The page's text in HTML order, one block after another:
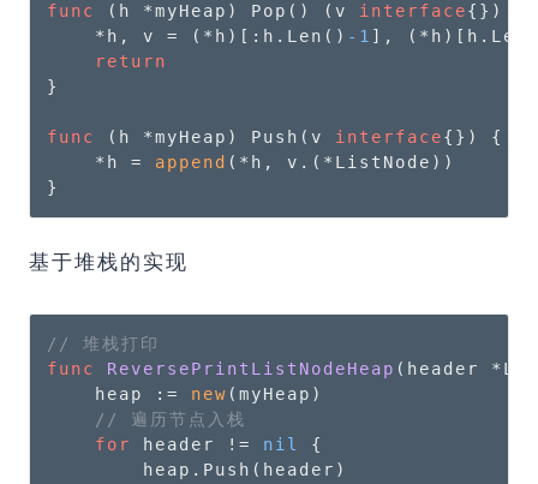
func (h *myHeap) Pop() (v interface{}) {
    *h, v = (*h)[:h.Len()
-1 ],
return
}
func (h *myHeap) Push(v interface{}) {
    *h =
append (*h, v.(*ListNode))
}
基于堆栈的实现
// 堆栈打印
func
ReversePrintListNodeHeap (header
    heap :=
new (myHeap)
// 遍历节点入栈
for
header != nil
{
        heap.Push(header)